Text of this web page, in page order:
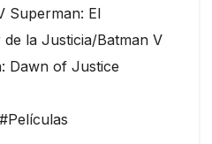
Superman: El
de la Justicia/Batman V
Dawn of Justice
#Películas